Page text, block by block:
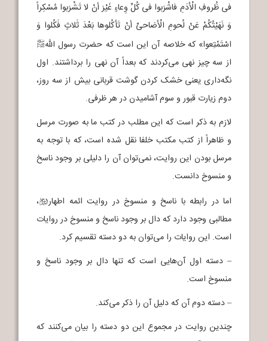
فی ظُروفِ الْأدَمِ فاشْرَبوا فی کُلِّ وِعاءٍ غَیْرَ أنْ لا تَشْرَبوا مُسْکِراً
وَ نَهَیْتُکُمْ عَنْ لُحومِ الْأضاحیِّ أنْ تَأکُلوها بَعْدَ ثَلاثٍ فَکُلوا وَ
اسْتَمْتِعوا» که خلاصه آن این است که حضرت رسول اللهp
از سه چیز نهی می‌کردند که بعداً آن نهی را برداشتند. اول
نگه‌داری یعنی خشک کردن گوشت قربانی بیش از سه روز،
دوم زیارت قبور و سوم آشامیدن در هر ظرفی.
لازم به ذکر است که این مطلب در کتب ما به صورت مرسل
و ظاهراً از کتب مکتب خلفا نقل شده است، که با توجه به
مرسل بودن این روایت، نمی‌توان آن را دلیلی بر وجود ناسخ
و منسوخ دانست.
اما در رابطه با ناسخ و منسوخ در روایت ائمه اطهارb،
مطالبی وجود دارد که دال بر وجود ناسخ و منسوخ در روایات
است. این روایات را می‌توان به دو دسته تقسیم کرد.
– دسته اول آن‌هایی است که تنها دال بر وجود ناسخ و
منسوخ است.
– دسته دوم آن که دلیل آن را ذکر می‌کند.
چندین روایت در مجموع این دو دسته را بیان می‌کنند که